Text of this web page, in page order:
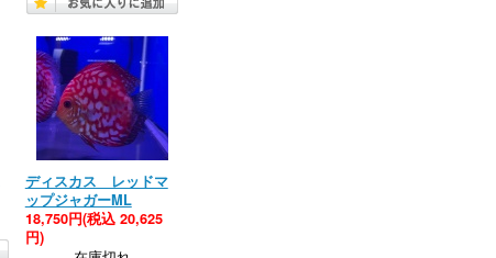
ディスカス レッドマ
ップジャガーML
18,750円(税込 20,625
円)